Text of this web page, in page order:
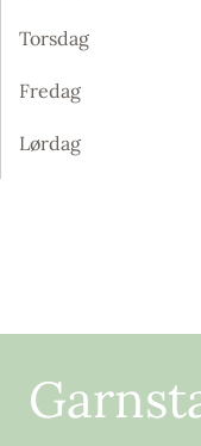
Torsdag
Fredag
Lørdag